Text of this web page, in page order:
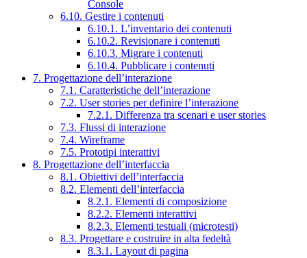
Console
6.10. Gestire i contenuti
6.10.1. L’inventario dei contenuti
6.10.2. Revisionare i contenuti
6.10.3. Migrare i contenuti
6.10.4. Pubblicare i contenuti
7. Progettazione dell’interazione
7.1. Caratteristiche dell’interazione
7.2. User stories per definire l’interazione
7.2.1. Differenza tra scenari e user stories
7.3. Flussi di interazione
7.4. Wireframe
7.5. Prototipi interattivi
8. Progettazione dell’interfaccia
8.1. Obiettivi dell’interfaccia
8.2. Elementi dell’interfaccia
8.2.1. Elementi di composizione
8.2.2. Elementi interattivi
8.2.3. Elementi testuali (microtesti)
8.3. Progettare e costruire in alta fedeltà
8.3.1. Layout di pagina